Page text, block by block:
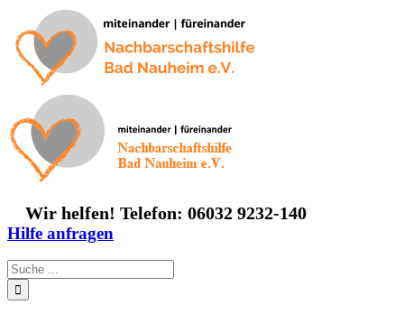
Inhalt
springen
Wir helfen! Telefon: 06032 9232-140
Hilfe anfragen
Suche
nach: